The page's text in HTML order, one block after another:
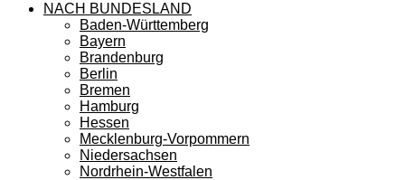
NACH BUNDESLAND
Baden-Württemberg
Bayern
Brandenburg
Berlin
Bremen
Hamburg
Hessen
Mecklenburg-Vorpommern
Niedersachsen
Nordrhein-Westfalen